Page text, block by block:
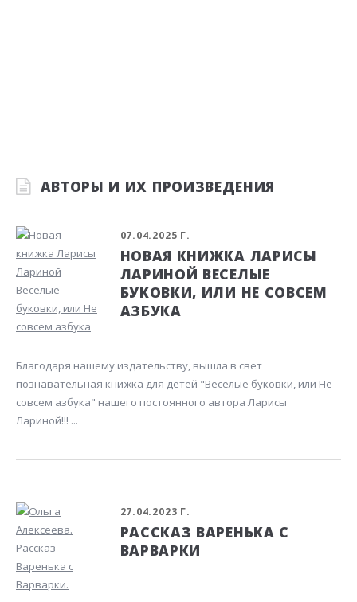
АВТОРЫ И ИХ ПРОИЗВЕДЕНИЯ
07.04.2025 Г.
НОВАЯ КНИЖКА ЛАРИСЫ
ЛАРИНОЙ ВЕСЕЛЫЕ
БУКОВКИ, ИЛИ НЕ СОВСЕМ
АЗБУКА
Благодаря нашему издательству, вышла в свет
познавательная книжка для детей "Веселые буковки, или Не
совсем азбука" нашего постоянного автора Ларисы
Лариной!!! ...
27.04.2023 Г.
РАССКАЗ ВАРЕНЬКА С
ВАРВАРКИ